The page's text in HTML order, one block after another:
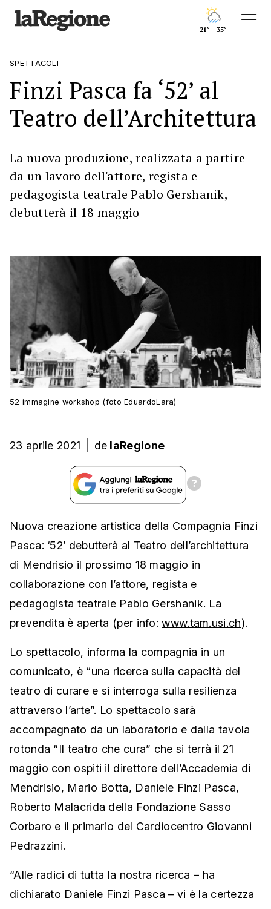
21° - 35°
SPETTACOLI
Finzi Pasca fa ‘52’ al
Teatro dell’Architettura
La nuova produzione, realizzata a partire
da un lavoro dell'attore, regista e
pedagogista teatrale Pablo Gershanik,
debutterà il 18 maggio
52 immagine workshop (foto EduardoLara)
23 aprile 2021 de laRegione
Nuova creazione artistica della Compagnia Finzi
Pasca: ‘52’ debutterà al Teatro dell’architettura
di Mendrisio il prossimo 18 maggio in
collaborazione con l’attore, regista e
pedagogista teatrale Pablo Gershanik. La
prevendita è aperta (per info:www.tam.usi.ch).
Lo spettacolo, informa la compagnia in un
comunicato, è “una ricerca sulla capacità del
teatro di curare e si interroga sulla resilienza
attraverso l’arte”. Lo spettacolo sarà
accompagnato da un laboratorio e dalla tavola
rotonda “Il teatro che cura” che si terrà il 21
maggio con ospiti il direttore dell’Accademia di
Mendrisio, Mario Botta, Daniele Finzi Pasca,
Roberto Malacrida della Fondazione Sasso
Corbaro e il primario del Cardiocentro Giovanni
Pedrazzini.
“Alle radici di tutta la nostra ricerca – ha
dichiarato Daniele Finzi Pasca – vi è la certezza